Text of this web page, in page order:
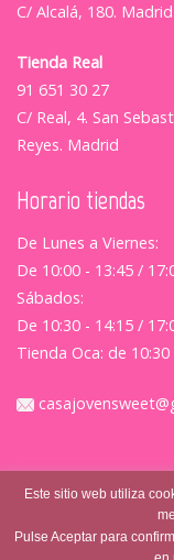
C/ Alcalá, 180. Madrid
Tienda Real
91 651 30 27
C/ Real, 4. San
Reyes. Madrid
Horario tiendas
De Lunes a Viernes:
De 10:00 - 13:45 /
Sábados:
De 10:30 - 14:15 /
Tienda Oca: de 10:30
Este sitio web utiliza
Pulse Aceptar para